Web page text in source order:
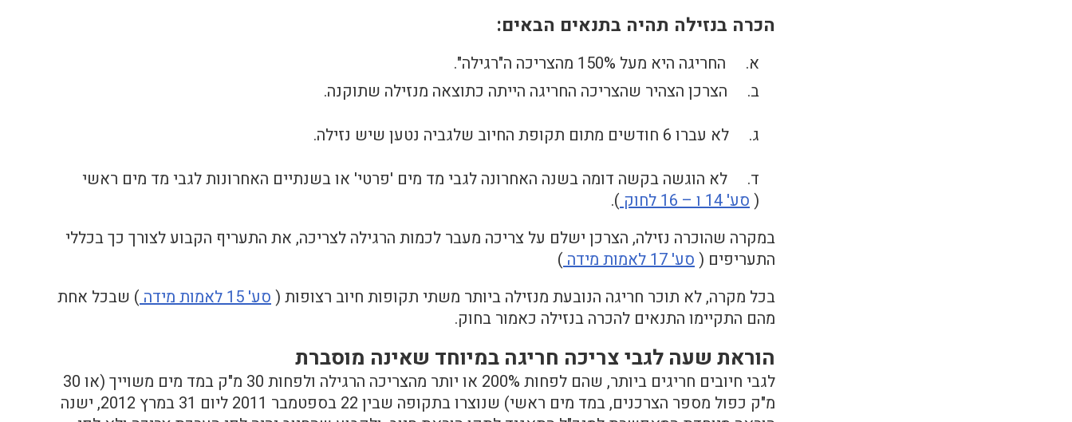
הכרה בנזילה תהיה בתנאים הבאים:
א. החריגה היא מעל 150% מהצריכה ה"רגילה".
ב. הצרכן הצהיר שהצריכה החריגה הייתה כתוצאה מנזילה שתוקנה.
ג. לא עברו 6 חודשים מתום תקופת החיוב שלגביה נטען שיש נזילה.
ד. לא הוגשה בקשה דומה בשנה האחרונה לגבי מד מים 'פרטי' או בשנתיים האחרונות לגבי מד מים ראשי
(סע' 14 ו – 16 לחוק
).
במקרה שהוכרה נזילה, הצרכן ישלם על צריכה מעבר לכמות הרגילה לצריכה, את התעריף הקבוע לצורך כך בכללי
התעריפים (סע' 17 לאמות מידה
)
בכל מקרה, לא תוכר חריגה הנובעת מנזילה ביותר משתי תקופות חיוב רצופות (סע' 15 לאמות מידה
) שבכל אחת
מהם התקיימו התנאים להכרה בנזילה כאמור בחוק.
הוראת שעה לגבי צריכה חריגה במיוחד שאינה מוסברת
לגבי חיובים חריגים ביותר, שהם לפחות 200% או יותר מהצריכה הרגילה ולפחות 30 מ"ק במד מים משוייך (או 30
מ"ק כפול מספר הצרכנים, במד מים ראשי) שנוצרו בתקופה שבין 22 בספטמבר 2011 ליום 31 במרץ 2012, ישנה